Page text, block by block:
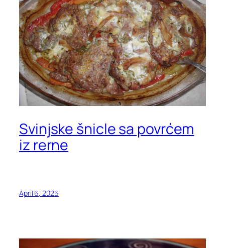
Svinjske šnicle sa povrćem
iz rerne
April 6, 2026